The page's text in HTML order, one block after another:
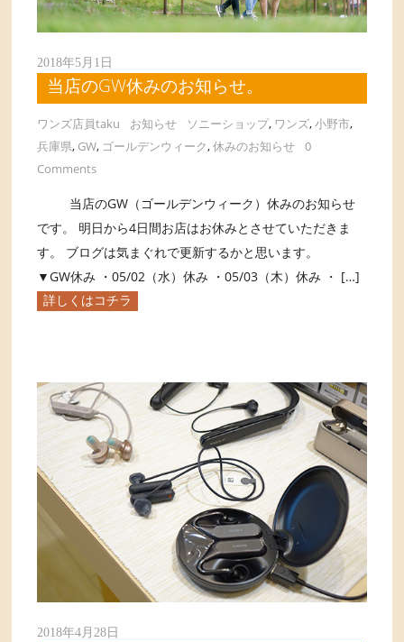
2018年5月1日
当店のGW休みのお知らせ。
ワンズ店員taku お知らせ ソニーショップ, ワンズ,小野市,
兵庫県, GW, ゴールデンウィーク,休みのお知らせ
0
Comments
当店のGW（ゴールデンウィーク）休みのお知らせ
です。 明日から4日間お店はお休みとさせていただきま
す。 ブログは気まぐれで更新するかと思います。
▼GW休み ・05/02（水）休み ・05/03（木）休み ・ […]
詳しくはコチラ
2018年4月28日